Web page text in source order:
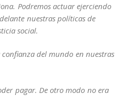
Podremos actuar ejerciendo
nuestras políticas de
social.
del mundo en nuestras
pagar. De otro modo no era